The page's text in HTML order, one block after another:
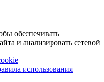
обеспечивать
и анализировать сетевой
использования